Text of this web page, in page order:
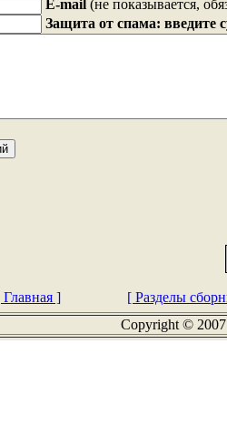
E-mail (не показывается,
Защита от спама: введите
Главная ]
[ Разделы
Copyright ©